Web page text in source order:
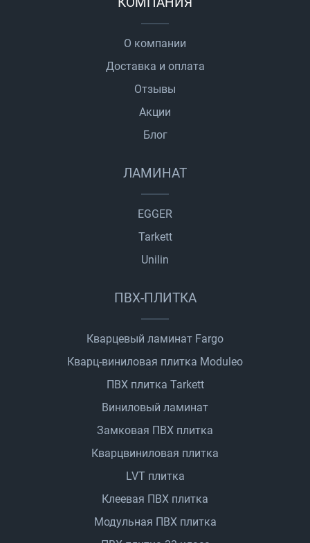
О компании
Доставка и оплата
Отзывы
Акции
Блог
ЛАМИНАТ
EGGER
Tarkett
Unilin
ПВХ-ПЛИТКА
Кварцевый ламинат Fargo
Кварц-виниловая плитка Moduleo
ПВХ плитка Tarkett
Виниловый ламинат
Замковая ПВХ плитка
Кварцвиниловая плитка
LVT плитка
Клеевая ПВХ плитка
Модульная ПВХ плитка